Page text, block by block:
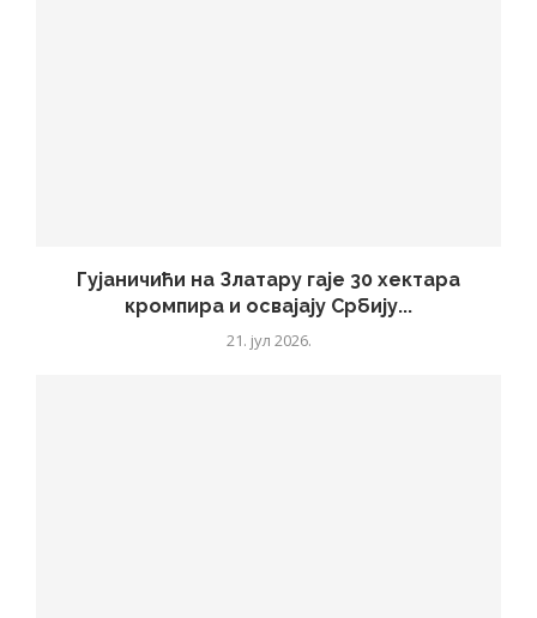
Гујаничићи на Златару гаје 30 хектара
кромпира и освајају Србију...
21. јул 2026.